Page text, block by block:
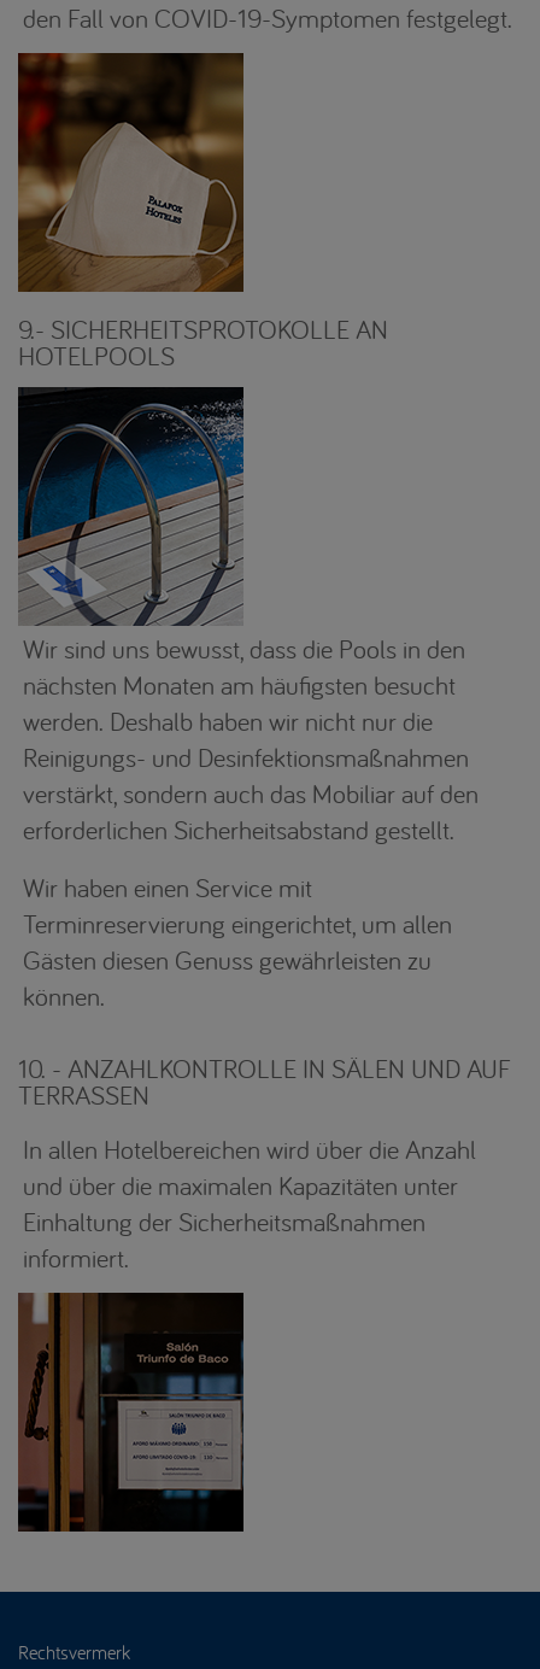
den Fall von COVID-19-Symptomen festgelegt.
9.- SICHERHEITSPROTOKOLLE AN
HOTELPOOLS
Wir sind uns bewusst, dass die Pools in den
nächsten Monaten am häufigsten besucht
werden. Deshalb haben wir nicht nur die
Reinigungs- und Desinfektionsmaßnahmen
verstärkt, sondern auch das Mobiliar auf den
erforderlichen Sicherheitsabstand gestellt.
Wir haben einen Service mit
Terminreservierung eingerichtet, um allen
Gästen diesen Genuss gewährleisten zu
können.
10. - ANZAHLKONTROLLE IN SÄLEN UND AUF
TERRASSEN
In allen Hotelbereichen wird über die Anzahl
und über die maximalen Kapazitäten unter
Einhaltung der Sicherheitsmaßnahmen
informiert.
Rechtsvermerk